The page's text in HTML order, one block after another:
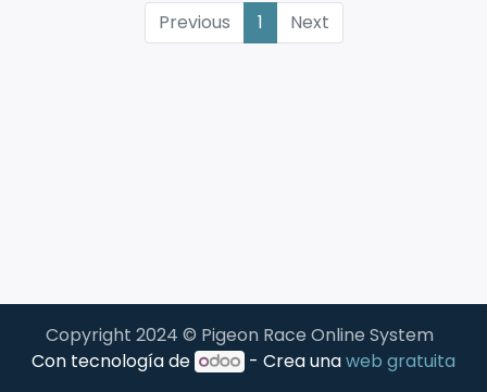
Previous 1 Next
Copyright 2024 © Pigeon Race Online System
Con tecnología de
- Crea unaweb gratuita